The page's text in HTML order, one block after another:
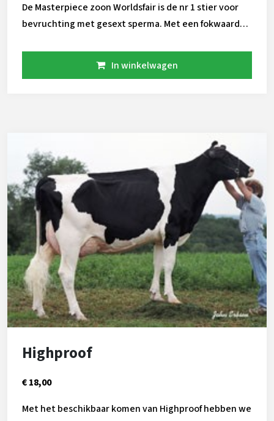
De Masterpiece zoon Worldsfair is de nr 1 stier voor
bevruchting met gesext sperma. Met een fokwaarde
allround fokwaarden bevatten hoge cijfers voor o.a
In winkelwagen
Highproof
€ 18,00
Met het beschikbaar komen van Highproof hebben we